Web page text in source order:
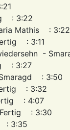
: 3:22
Mathis :
: 3:11
-
: 3:27
: 3:50
: 3:32
: 4:07
Fertig : 3:30
: 3:35